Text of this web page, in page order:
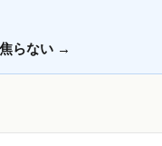
らない →